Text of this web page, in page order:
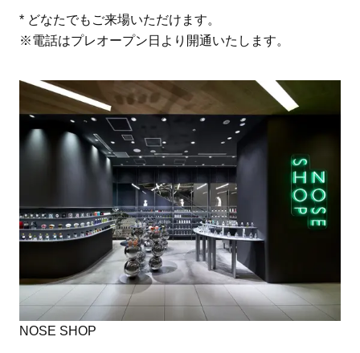
* どなたでもご来場いただけます。
※電話はプレオープン日より開通いたします。
NOSE SHOP